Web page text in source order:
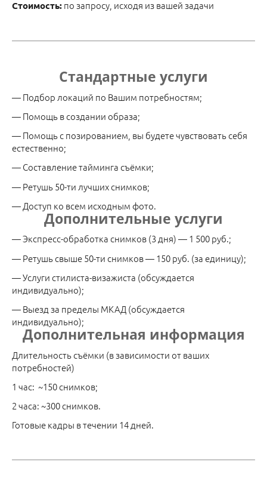
Стоимость: по запросу, исходя из вашей задачи
Стандартные услуги
— Подбор локаций по Вашим потребностям;
— Помощь в создании образа;
— Помощь с позированием, вы будете чувствовать себя
естественно;
— Составление тайминга съёмки;
— Ретушь 50-ти лучших снимков;
— Доступ ко всем исходным фото.
Дополнительные услуги
— Экспресс-обработка снимков (3 дня) — 1 500 руб.;
— Ретушь свыше 50-ти снимков — 150 руб. (за единицу);
— Услуги стилиста-визажиста (обсуждается
индивидуально);
— Выезд за пределы МКАД (обсуждается
индивидуально);
Дополнительная информация
Длительность съёмки (в зависимости от ваших
потребностей)
1 час: ~150 снимков;
2 часа: ~300 снимков.
Готовые кадры в течении 14 дней.